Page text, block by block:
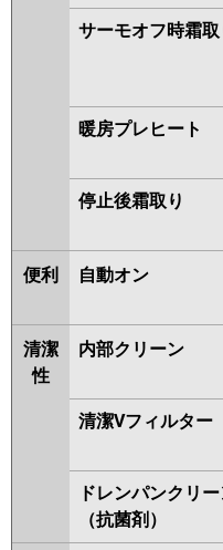
三菱重工
サーモオフ時霜取
暖房プレヒート
停止後霜取り
便利 自動オン
清潔
性
内部クリーン
清潔Vフィルター
ドレンパンクリ
（抗菌剤）